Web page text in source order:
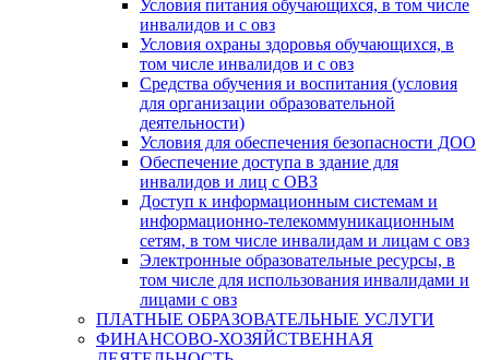
Условия питания обучающихся, в том числе
инвалидов и с овз
Условия охраны здоровья обучающихся, в
том числе инвалидов и с овз
Средства обучения и воспитания (условия
для организации образовательной
деятельности)
Условия для обеспечения безопасности ДОО
Обеспечение доступа в здание для
инвалидов и лиц с ОВЗ
Доступ к информационным системам и
информационно-телекоммуникационным
сетям, в том числе инвалидам и лицам с овз
Электронные образовательные ресурсы, в
том числе для использования инвалидами и
лицами с овз
ПЛАТНЫЕ ОБРАЗОВАТЕЛЬНЫЕ УСЛУГИ
ФИНАНСОВО-ХОЗЯЙСТВЕННАЯ